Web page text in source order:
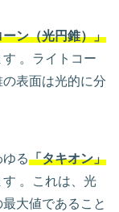
ン（光円錐）」
。ライトコー
表面は光的に分
る「タキオン」
。これは、光
大値であること